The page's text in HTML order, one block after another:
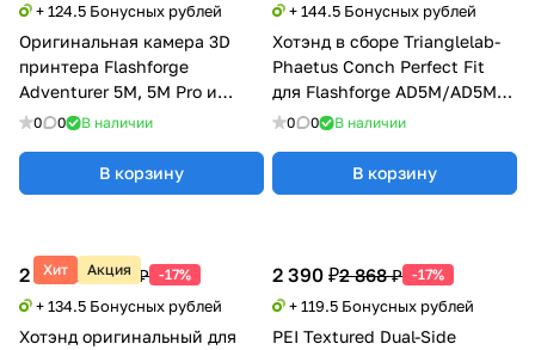
+ 124.5 Бонусных рублей
Оригинальная камера 3D
принтера Flashforge
Adventurer 5M, 5M Pro и
AD5X
0 0 В наличии
В корзину
+ 144.5 Бонусных рублей
Хотэнд в сборе Trianglelab-
Phaetus Conch Perfect Fit
для Flashforge AD5M/AD5M
Pro
0 0 В наличии
В корзину
2 390 ₽2 868 ₽ -17%
+ 119.5 Бонусных рублей
PEI Textured Dual-Side
Хит Акция
2 690 ₽ 3 228 ₽ -17%
+ 134.5 Бонусных рублей
Хотэнд оригинальный для